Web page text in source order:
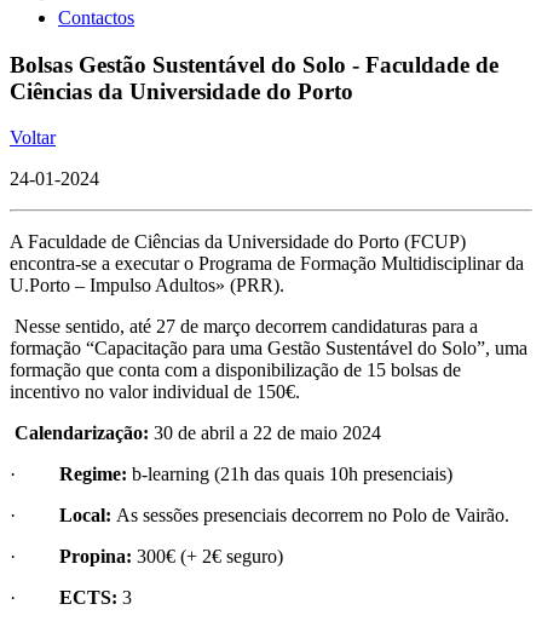
Contactos
Bolsas Gestão Sustentável do Solo - Faculdade de
Ciências da Universidade do Porto
Voltar
24-01-2024
A Faculdade de Ciências da Universidade do Porto (FCUP)
encontra-se a executar o Programa de Formação Multidisciplinar da
U.Porto – Impulso Adultos» (PRR).
Nesse sentido, até 27 de março decorrem candidaturas para a
formação “Capacitação para uma Gestão Sustentável do Solo”, uma
formação que conta com a disponibilização de 15 bolsas de
incentivo no valor individual de 150€.
Calendarização: 30 de abril a 22 de maio 2024
· Regime: b-learning (21h das quais 10h presenciais)
· Local: As sessões presenciais decorrem no Polo de Vairão.
· Propina: 300€ (+ 2€ seguro)
· ECTS: 3